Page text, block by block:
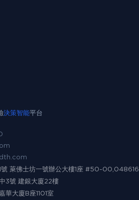
決策智能平台
號 萊佛士坊一號辦公大樓1座 #50-00,048616
3號 建銀大廈22樓
華大廈B座1101室